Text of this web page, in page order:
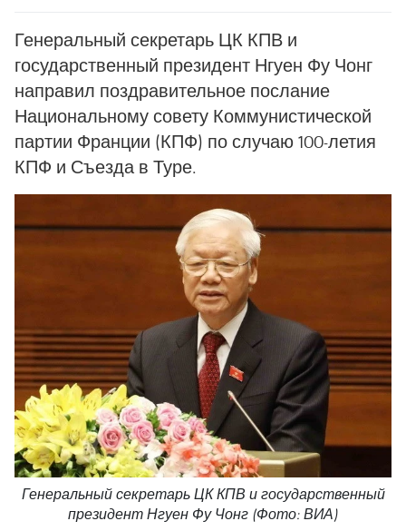
Генеральный секретарь ЦК КПВ и
государственный президент Нгуен Фу Чонг
направил поздравительное послание
Национальному совету Коммунистической
партии Франции (КПФ) по случаю 100-летия
КПФ и Съезда в Туре.
Генеральный секретарь ЦК КПВ и государственный
президент Нгуен Фу Чонг (Фото: ВИА)